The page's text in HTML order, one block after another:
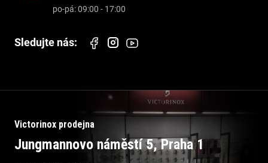
Victorinox prodejna
Jungmannovo náměstí 5, Praha 1